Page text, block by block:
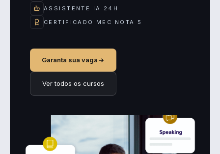
ASSISTENTE IA 24H
CERTIFICADO MEC NOTA 5
Garanta sua vaga
Ver todos os cursos